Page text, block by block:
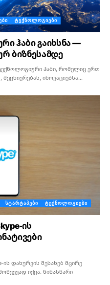
ᲢᲔᲥᲜᲝᲚᲝᲒᲘᲔᲑᲘ
ჰაბი გაიხსნა —
ბიზნესამდე
ჰაბი, რომელიც ერთ
ინოვაციებსა…
ᲡᲢᲐᲠᲢᲐᲞᲔᲑᲘ
ᲢᲔᲥᲜᲝᲚᲝᲒᲘᲔᲑᲘ
ის
ის დახურვის შესახებ მცირე
იქცა. წინასწარი